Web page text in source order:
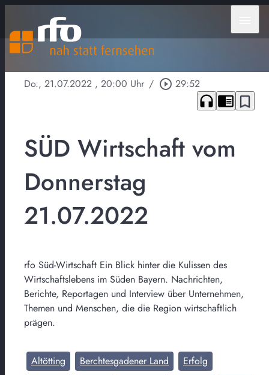
Do., 21.07.2022 , 20:00 Uhr / play_circle_outline 29:52
headphones chrome_reader_mode bookmark_border
SÜD Wirtschaft vom
Donnerstag
21.07.2022
rfo Süd-Wirtschaft Ein Blick hinter die Kulissen des
Wirtschaftslebens im Süden Bayern. Nachrichten,
Berichte, Reportagen und Interview über Unternehmen,
Themen und Menschen, die die Region wirtschaftlich
prägen.
Altötting Berchtesgadener Land
Erfolg